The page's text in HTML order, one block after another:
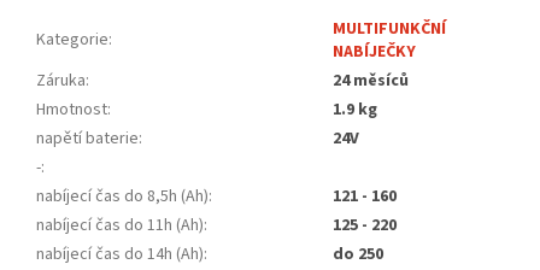
Kategorie:
MULTIFUNKČNÍ
NABÍJEČKY
Záruka:
24 měsíců
Hmotnost:
1.9 kg
napětí baterie:
24V
-:
nabíjecí čas do 8,5h (Ah):
121 - 160
nabíjecí čas do 11h (Ah):
125 - 220
nabíjecí čas do 14h (Ah):
do 250